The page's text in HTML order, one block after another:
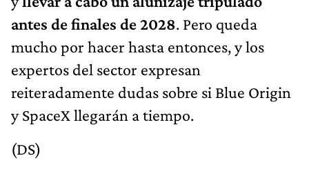
antes de finales de 2028. Pero queda
mucho por hacer hasta entonces, y los
expertos del sector expresan
reiteradamente dudas sobre si Blue Origin
y SpaceX llegarán a tiempo.
(DS)